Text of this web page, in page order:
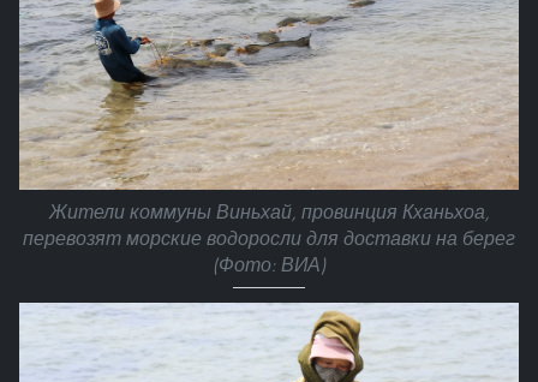
Жители коммуны Виньхай, провинция Кханьхоа,
перевозят морские водоросли для доставки на берег
(Фото: ВИА)